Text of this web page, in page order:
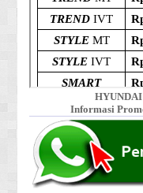
Informasi